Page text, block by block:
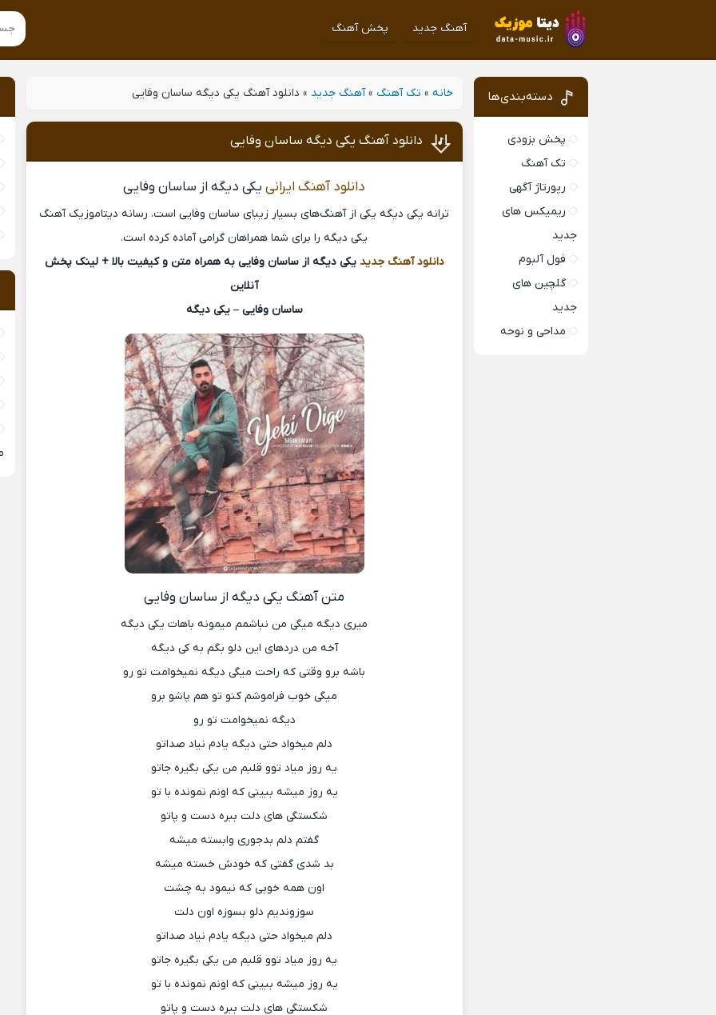
آهنگ جدید پخش آهنگ
خانه » تک آهنگ »آهنگ جدید » دانلود آهنگ یکی دیگه ساسان وفایی
دانلود آهنگ یکی دیگه ساسان وفایی
دانلود آهنگ ایرانییکی دیگه از ساسان وفایی
ترانه یکی دیگه یکی از آهنگ‌های بسیار زیبای ساسان وفایی است. رسانه دیتاموزیک آهنگ
یکی دیگه را برای شما همراهان گرامی آماده کرده است.
دانلود آهنگ جدید یکی دیگه از ساسان وفایی به همراه متن و کیفیت بالا + لینک پخش
آنلاین
ساسان وفایی – یکی دیگه
متن آهنگ یکی دیگه از ساسان وفایی
میری دیگه میگی من نباشمم میمونه باهات یکی دیگه
آخه من دردهای این دلو بگم به کی دیگه
باشه برو وقتی که راحت میگی دیگه نمیخوامت تو رو
میگی خوب فراموشم کنو تو هم پاشو برو
دیگه نمیخوامت تو رو
دلم میخواد حتی دیگه یادم نیاد صداتو
یه روز میاد توو قلبم من یکی بگیره جاتو
یه روز میشه ببینی که اونم نمونده با تو
شکستگی های دلت ببره دست و پاتو
گفتم دلم بدجوری وابسته میشه
بد شدی گفتی که خودش خسته میشه
اون همه خوبی که نیمود به چشت
سوزوندیم دلو بسوزه اون دلت
دلم میخواد حتی دیگه یادم نیاد صداتو
یه روز میاد توو قلبم من یکی بگیره جاتو
یه روز میشه ببینی که اونم نمونده با تو
شکستگی های دلت ببره دست و پاتو
دسته‌بندی‌ها
پخش بزودی
تک آهنگ
رپورتاژ آگهی
ریمیکس های
جدید
فول آلبوم
گلچین های
جدید
مداحی و نوحه